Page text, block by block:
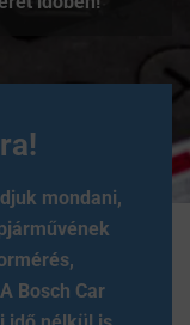
mondani,
Bosch Car